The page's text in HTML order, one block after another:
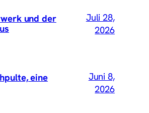
und der
Juli 28,
2026
eine
Juni 8,
2026